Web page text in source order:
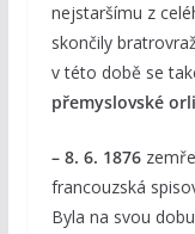
nejstaršímu z
skončily
v této době se
přemyslovské
– 8. 6. 1876
francouzská
Byla na svou